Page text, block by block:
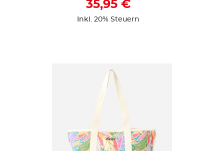
35,95 €
Inkl. 20% Steuern